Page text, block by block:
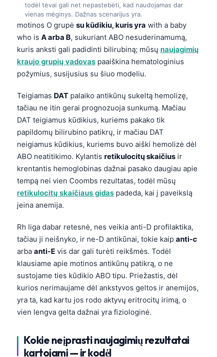
todėl tėvai gali net nepastebėti, kad naudojamas dar
vienas mėginys. Dažnas scenarijus yra.
motinos O grupė su kūdikiu, kuris yra with a baby
who is A arba B, sukuriant ABO nesuderinamumą,
kuris anksti gali padidinti bilirubiną; mūsų naujagimių
kraujo grupių vadovas paaiškina hematologinius
požymius, susijusius su šiuo modeliu.
Teigiamas DAT palaiko antikūnų sukeltą hemolizę,
tačiau ne itin gerai prognozuoja sunkumą. Mačiau
DAT teigiamus kūdikius, kuriems pakako tik
papildomų bilirubino patikrų, ir mačiau DAT
neigiamus kūdikius, kuriems buvo aiški hemolizė dėl
ABO neatitikimo. Kylantis retikulocitų skaičius ir
krentantis hemoglobinas dažnai pasako daugiau apie
tempą nei vien Coombs rezultatas, todėl mūsų
retikulocitų skaičiaus gidas padeda, kai į paveikslą
įeina anemija.
Rh liga dabar retesnė, nes veikia anti-D profilaktika,
tačiau ji neišnyko, ir ne-D antikūnai, tokie kaip anti-c
arba anti-E vis dar gali turėti reikšmės. Todėl
klausiame apie motinos antikūnų patikrą, o ne
sustojame ties kūdikio ABO tipu. Priežastis, dėl
kurios nerimaujame dėl ankstyvos geltos ir anemijos,
yra ta, kad kartu jos rodo aktyvų eritrocitų irimą, o
vien lengva gelta dažnai yra fiziologinė.
Kokie neįprasti naujagimių rezultatai
kartojami — ir kodėl